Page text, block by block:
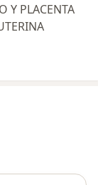
Y PLACENTA